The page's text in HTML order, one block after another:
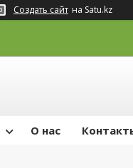
Создать сайт на Satu.kz
О нас